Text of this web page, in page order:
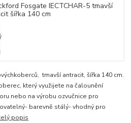
tmavší antracit, šířka 140 cm.
který využijete na čalounění
nebo na výrobu ozvučnice pro
barevně stálý- vhodný pro
popis